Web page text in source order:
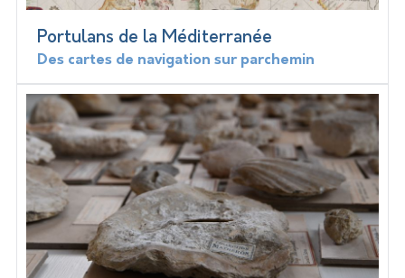
Portulans de la Méditerranée
Des cartes de navigation sur parchemin